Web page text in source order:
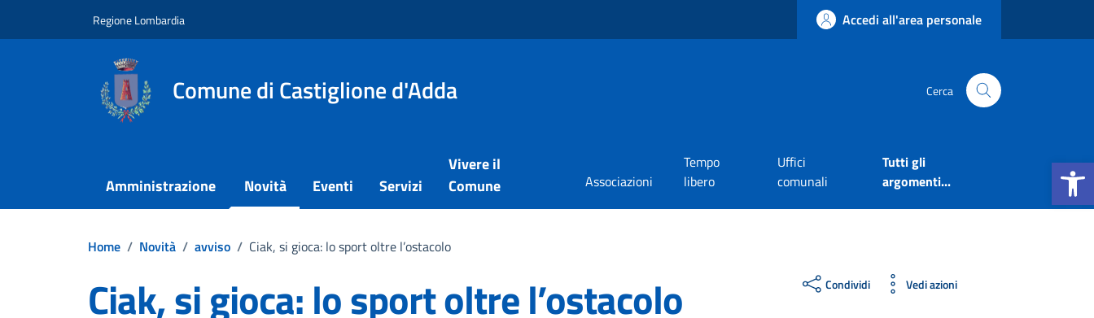
Apri la
Regione Lombardia Accedi all'area personale
Comune di Castiglione d'Adda Cerca
Amministrazione Novità Eventi Servizi
Vivere il
Comune
Associazioni
Tempo
libero
Uffici
comunali
Tutti gli
argomenti...
Home / Novità / avviso / Ciak, si gioca: lo sport oltre l’ostacolo
Ciak, si gioca: lo sport oltre l’ostacolo Condividi Vedi azioni